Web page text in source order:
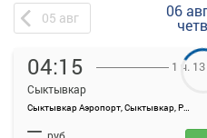
05 авг 06
04:15
Сыктывкар
Сыктывкар Аэропорт, Сыктывкар, Россия
1 ч.
—
На данной странице вы можете
купить билет онлайн на